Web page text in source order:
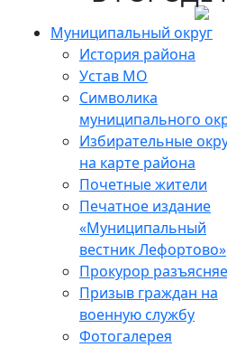
Муниципальный округ
История района
Устав МО
Символика
муниципального
Избирательные
на карте района
Почетные жители
Печатное издание
«Муниципальный
вестник Лефортово»
Прокурор
Призыв граждан на
военную службу
Фотогалерея